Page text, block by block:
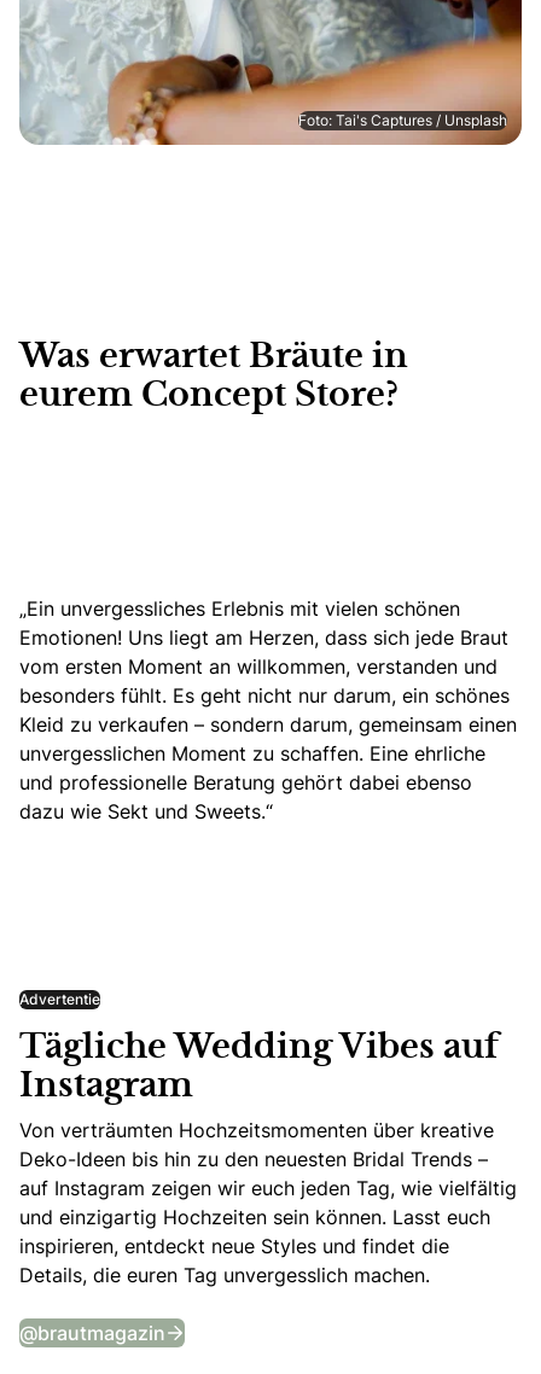
Foto: Tai's Captures / Unsplash
Was erwartet Bräute in
eurem Concept Store?
„Ein unvergessliches Erlebnis mit vielen schönen
Emotionen! Uns liegt am Herzen, dass sich jede Braut
vom ersten Moment an willkommen, verstanden und
besonders fühlt. Es geht nicht nur darum, ein schönes
Kleid zu verkaufen – sondern darum, gemeinsam einen
unvergesslichen Moment zu schaffen. Eine ehrliche
und professionelle Beratung gehört dabei ebenso
dazu wie Sekt und Sweets.“
Advertentie
Tägliche Wedding Vibes auf
Instagram
Von verträumten Hochzeitsmomenten über kreative
Deko-Ideen bis hin zu den neuesten Bridal Trends –
auf Instagram zeigen wir euch jeden Tag, wie vielfältig
und einzigartig Hochzeiten sein können. Lasst euch
inspirieren, entdeckt neue Styles und findet die
Details, die euren Tag unvergesslich machen.
@brautmagazin Tägliche Wedding Vibes auf Instagram